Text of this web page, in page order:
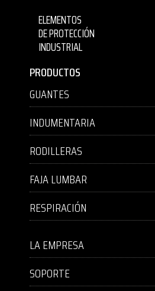
ELEMENTOS
DE PROTECCIÓN
INDUSTRIAL
PRODUCTOS
GUANTES
INDUMENTARIA
RODILLERAS
FAJA LUMBAR
RESPIRACIÓN
LA EMPRESA
SOPORTE